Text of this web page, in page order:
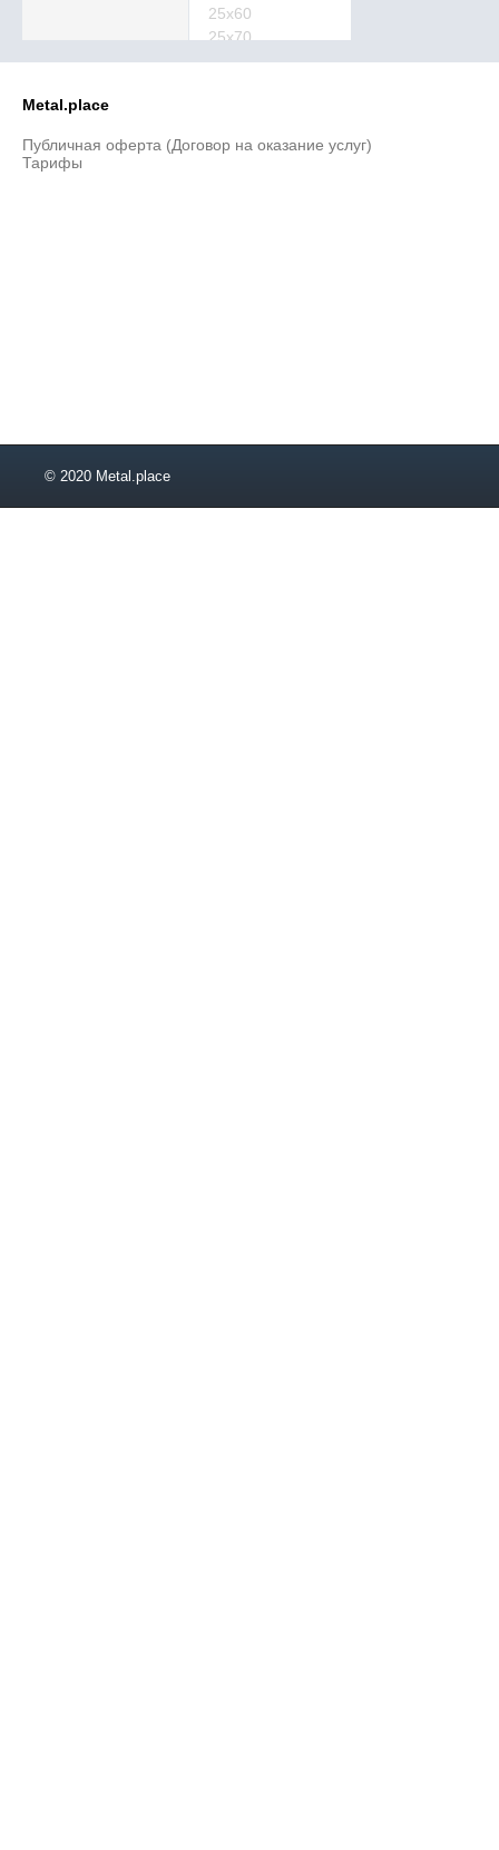
25х60
25х70
25х80
35х70
70х515
Metal.place
Публичная оферта (Договор на оказание услуг)
Тарифы
© 2020 Metal.place